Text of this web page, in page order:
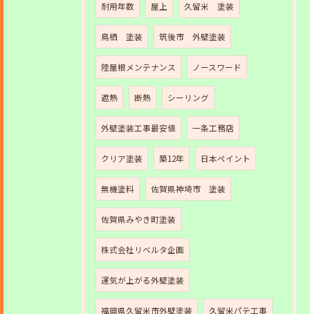
耐用年数 屋上 久留米 塗装
鳥栖 塗装 筑後市 外壁塗装
陸屋根メンテナンス ノースワード
遮熱 断熱 シーリング
外壁塗装工事最安値 一条工務店
クリア塗装 築12年 日本ペイント
無機塗料 佐賀県神埼市 塗装
佐賀県みやき町塗装
株式会社リベルタ企画
運気が上がる外壁塗装
福岡県久留米市外壁塗装 久留米パテ工事